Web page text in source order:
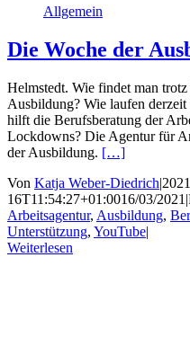
Allgemein
Die Woche der
Helmstedt. Wie findet man trotz
Ausbildung? Wie laufen
hilft die Berufsberatung der
Lockdowns? Die Agentur für
der Ausbildung. […]
Von Katja Weber-Diedrich|
16T11:54:27+01:0016/03/2021 |
Arbeitsagentur, Ausbildung,
Unterstützung, YouTube|
Weiterlesen